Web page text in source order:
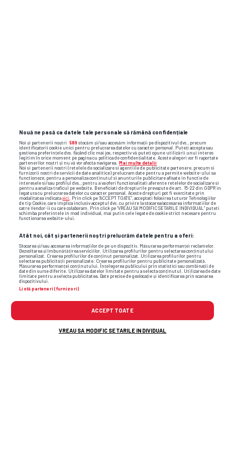
Foto 1/27
Nouă ne pasă ca datele tale personale să rămână confidențiale
Noi și partenerii noștri 589 stocăm și/sau accesăm informații pe dispozitivul dvs., precum
identificatorii cookie unici pentru prelucrarea datelor cu caracter personal. Puteți accepta sau
gestiona preferințele dvs. făcând clic mai jos, respectiv vă puteți opune utilizării unui interes
legitim în orice moment pe pagina cu politica de confidențialitate. Aceste alegeri vor fi raportate
partenerilor noștri și nu vă vor afecta navigarea. Mai multe detalii
Noi si partenerii nostri (retelele de socializare si agentiile de publicitate partenere, precum si
furnizorii nostri de servicii de date analitice) prelucram date pentru a permite website-ului sa
functioneze, pentru a personaliza continutul si anunturile publicitare afisate in functie de
interesele si/sau profilul dvs., pentru a va oferi functionalitati aferente retelelor de socializare si
pentru a analiza traficul pe website. Beneficiati de drepturile prevazute de art. 15-22 din GDPR in
legatura cu prelucrarea datelor cu caracter personal. Aceste drepturi pot fi exercitate prin
modalitatea indicataaici
. Prin click pe “ACCEPT TOATE”, acceptati folosirea tuturor Tehnologiilor
de tip Cookie, care implica inclusiv acceptul dvs. cu privire la stocarea/accesarea informatiilor de
catre Vendor-ii cu care colaboram. Prin click pe “VREAU SA MODIFIC SETARILE INDIVIDUAL” puteti
schimba preferintele in mod individual, mai putin cele legate de cookie strict necesare pentru
functionarea website-ului.
Atât noi, cât și partenerii noștri prelucrăm datele pentru a oferi:
Stocarea și/sau accesarea informațiilor de pe un dispozitiv. Măsurarea performanței reclamelor.
Dezvoltarea și îmbunătățirea serviciilor. Utilizarea profilurilor pentru selectarea conținutului
personalizat. Crearea profilurilor de conținut personalizat. Utilizarea profilurilor pentru
selectarea publicității personalizate. Crearea profilurilor pentru publicitate personalizată.
Măsurarea performanței conținutului. Înțelegerea publicului prin statistici sau combinații de
date din surse diferite. Utilizarea datelor limitate pentru a selecta conținutul. Utilizarea de date
limitate pentru a selecta publicitatea. Date precise de geolocație și identificarea prin scanarea
dispozitivului.
Listă parteneri (furnizori)
ACCEPT TOATE
VREAU SA MODIFIC SETARILE INDIVIDUAL